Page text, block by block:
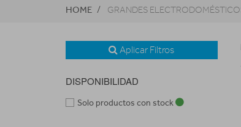
TELEVISORES Y
NAVEGADORES GPS
HOME GRANDES
Aplicar Filtros
DISPONIBILIDAD
Solo productos con stock